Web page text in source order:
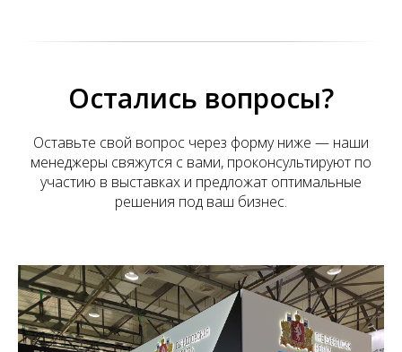
Остались вопросы?
Оставьте свой вопрос через форму ниже — наши
менеджеры свяжутся с вами, проконсультируют по
участию в выставках и предложат оптимальные
решения под ваш бизнес.